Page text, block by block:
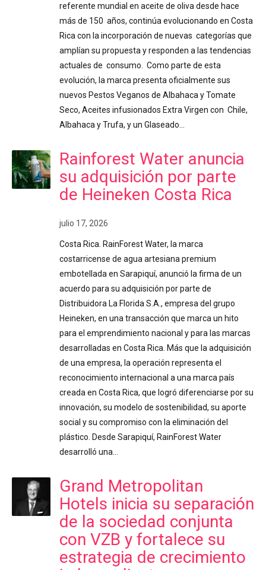
referente mundial en aceite de oliva desde hace
más de 150 años, continúa evolucionando en Costa
Rica con la incorporación de nuevas categorías que
amplían su propuesta y responden a las tendencias
actuales de consumo. Como parte de esta
evolución, la marca presenta oficialmente sus
nuevos Pestos Veganos de Albahaca y Tomate
Seco, Aceites infusionados Extra Virgen con Chile,
Albahaca y Trufa, y un Glaseado…
Rainforest Water anuncia
su adquisición por parte
de Heineken Costa Rica
julio 17, 2026
Costa Rica. RainForest Water, la marca
costarricense de agua artesiana premium
embotellada en Sarapiquí, anunció la firma de un
acuerdo para su adquisición por parte de
Distribuidora La Florida S.A., empresa del grupo
Heineken, en una transacción que marca un hito
para el emprendimiento nacional y para las marcas
desarrolladas en Costa Rica. Más que la adquisición
de una empresa, la operación representa el
reconocimiento internacional a una marca país
creada en Costa Rica, que logró diferenciarse por su
innovación, su modelo de sostenibilidad, su aporte
social y su compromiso con la eliminación del
plástico. Desde Sarapiquí, RainForest Water
desarrolló una…
Grand Metropolitan
Hotels inicia su separación
de la sociedad conjunta
con VZB y fortalece su
estrategia de crecimiento